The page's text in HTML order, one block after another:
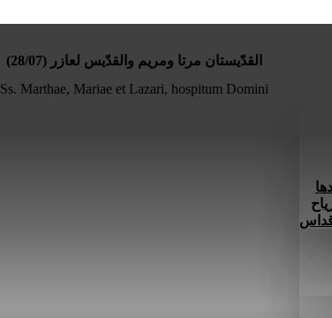
قداس
القدّيستان مرتا ومريم والقدّيس لعازر (28/07)
Ss. Marthae, Mariae et Lazari, hospitum Domini